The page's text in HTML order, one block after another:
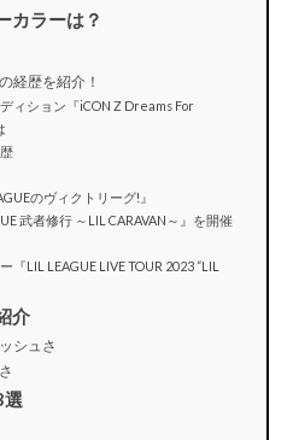
カラーは？
経歴を紹介！
ィション『iCON Z Dreams For
のヴィクトリーグ!』
武者修行 ～LIL CARAVAN～』を開催
『LIL LEAGUE LIVE TOUR 2023 “LIL
介
シュさ
選